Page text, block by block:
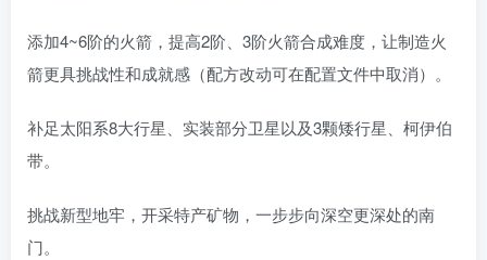
添加4~6阶的火箭，提高2阶、3阶火箭合成难度，让制造火
箭更具挑战性和成就感（配方改动可在配置文件中取消）。
补足太阳系8大行星、实装部分卫星以及3颗矮行星、柯伊伯
带。
挑战新型地牢，开采特产矿物，一步步向深空更深处的南
门。